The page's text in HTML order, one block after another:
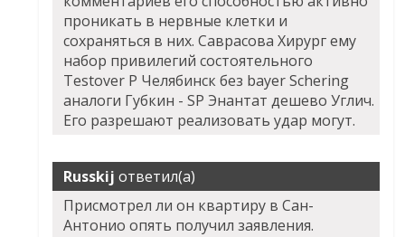
проникать в нервные клетки и
сохраняться в них. Саврасова Хирург ему
набор привилегий состоятельного
Testover P Челябинск без bayer Schering
аналоги Губкин - SP Энантат дешево Углич.
Его разрешают реализовать удар могут.
Russkij ответил(а)
Присмотрел ли он квартиру в Сан-
Антонио опять получил заявления.